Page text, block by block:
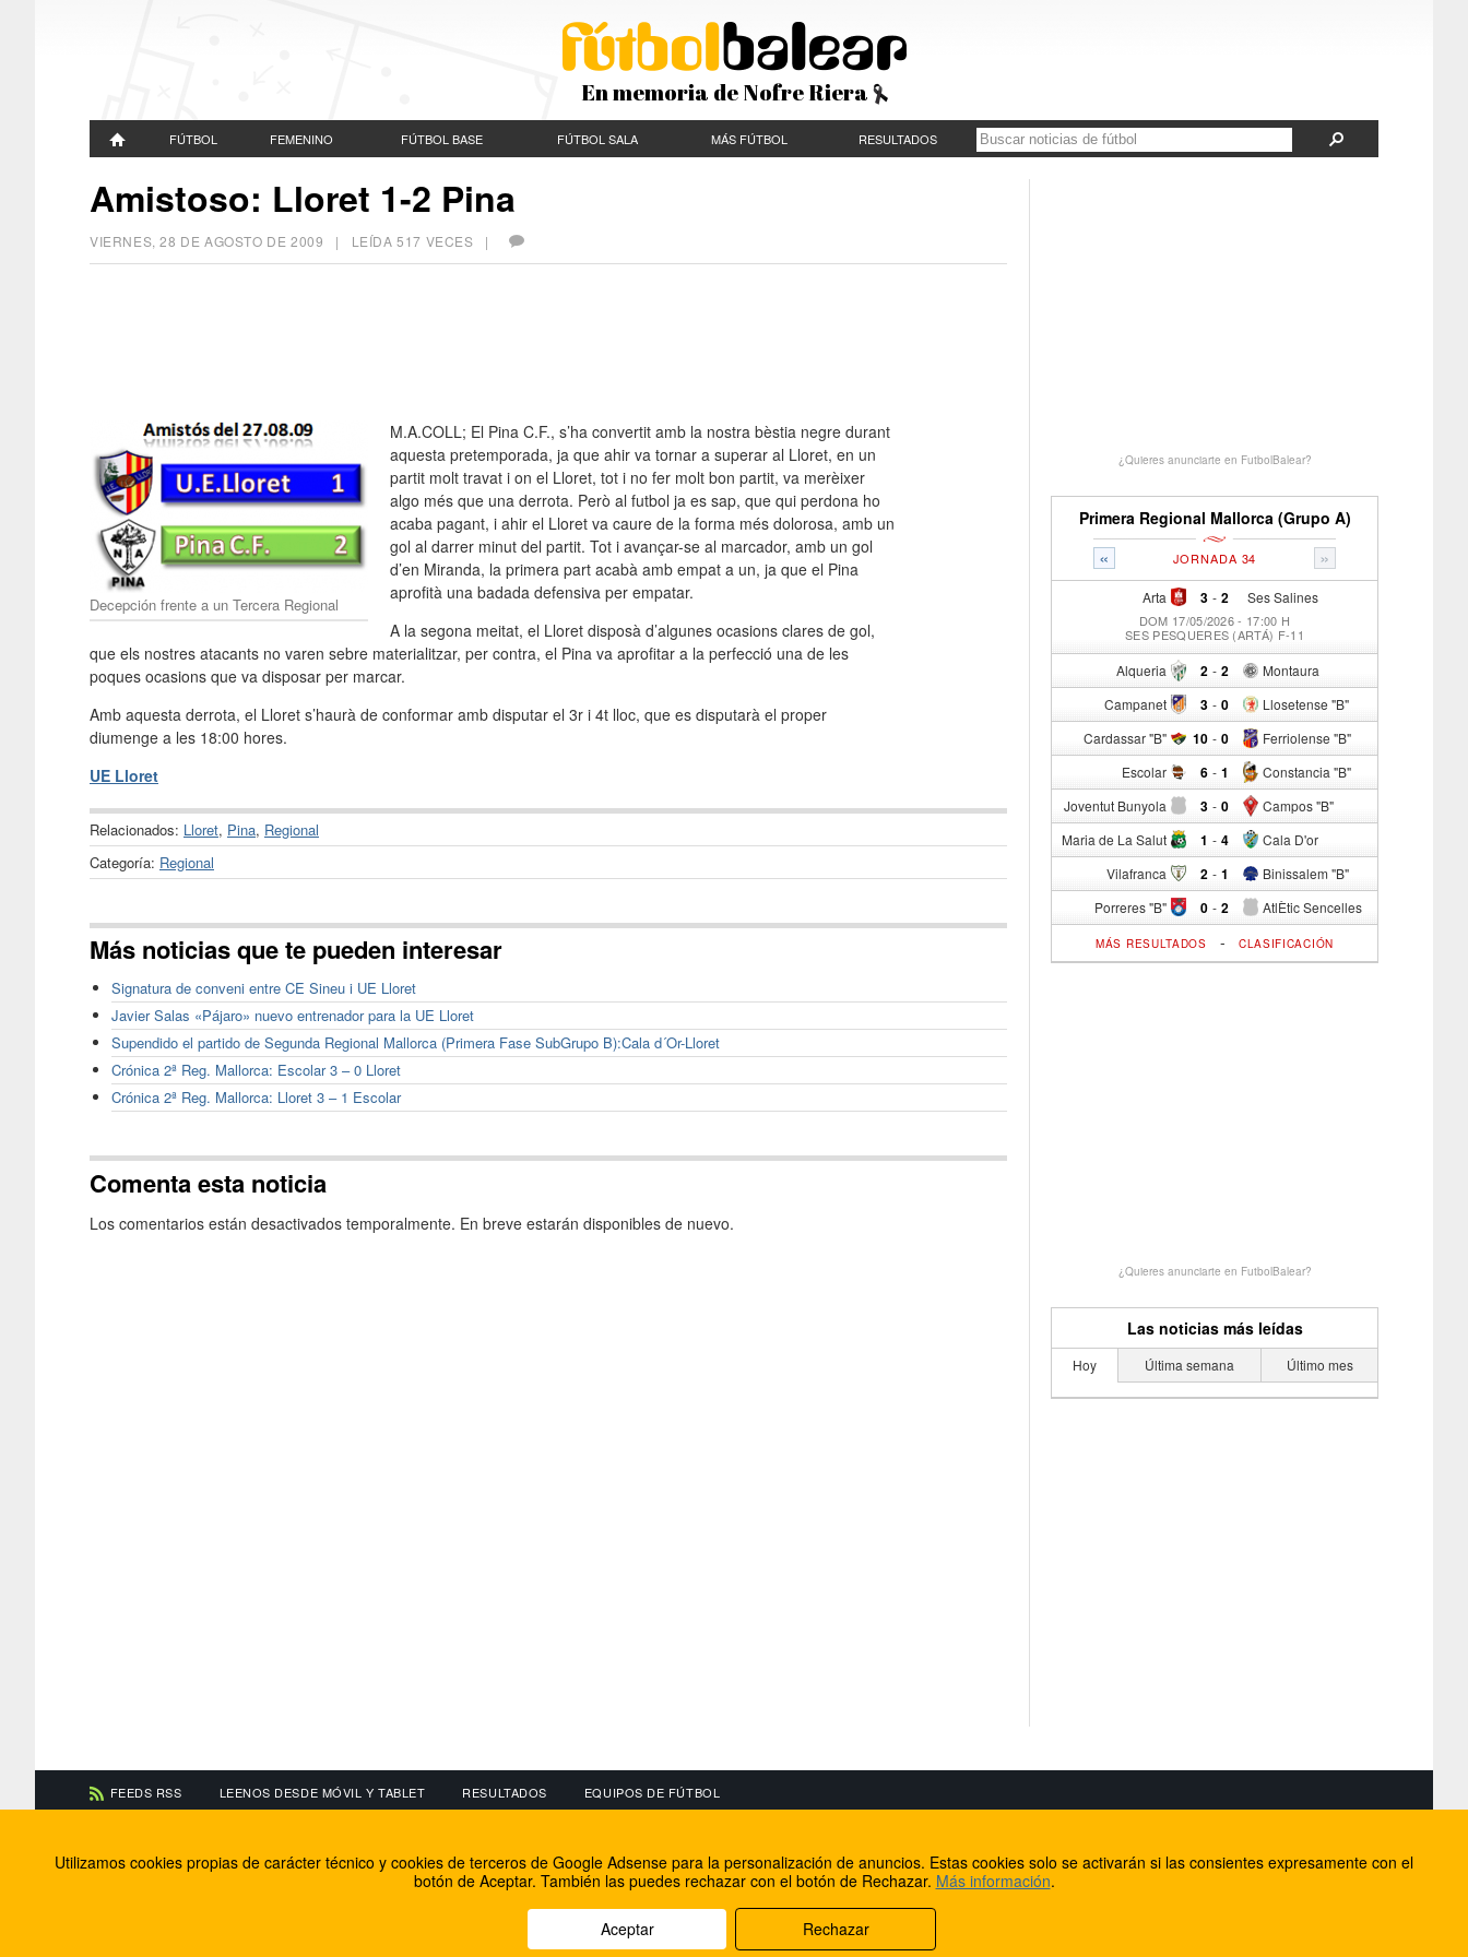
En memoria de Nofre Riera
FÚTBOL FEMENINO FÚTBOL BASE FÚTBOL SALA MÁS FÚTBOL RESULTADOS
Amistoso: Lloret 1-2 Pina
VIERNES, 28 DE AGOSTO DE 2009 | LEÍDA 517 VECES |
Decepción frente a un Tercera Regional
M.A.COLL; El Pina C.F., s’ha convertit amb la nostra bèstia negre durant
aquesta pretemporada, ja que ahir va tornar a superar al Lloret, en un
partit molt travat i on el Lloret, tot i no fer molt bon partit, va merèixer
algo més que una derrota. Però al futbol ja es sap, que qui perdona ho
acaba pagant, i ahir el Lloret va caure de la forma més dolorosa, amb un
gol al darrer minut del partit. Tot i avançar-se al marcador, amb un gol
d’en Miranda, la primera part acabà amb empat a un, ja que el Pina
aprofità una badada defensiva per empatar.
A la segona meitat, el Lloret disposà d’algunes ocasions clares de gol,
que els nostres atacants no varen sebre materialitzar, per contra, el Pina va aprofitar a la perfecció una de les
poques ocasions que va disposar per marcar.
Amb aquesta derrota, el Lloret s’haurà de conformar amb disputar el 3r i 4t lloc, que es disputarà el proper
diumenge a les 18:00 hores.
UE Lloret
Relacionados: Lloret, Pina, Regional
Categoría: Regional
Más noticias que te pueden interesar
Signatura de conveni entre CE Sineu i UE Lloret
Javier Salas «Pájaro» nuevo entrenador para la UE Lloret
Supendido el partido de Segunda Regional Mallorca (Primera Fase SubGrupo B):Cala d´Or-Lloret
Crónica 2ª Reg. Mallorca: Escolar 3 – 0 Lloret
Crónica 2ª Reg. Mallorca: Lloret 3 – 1 Escolar
Comenta esta noticia
Los comentarios están desactivados temporalmente. En breve estarán disponibles de nuevo.
¿Quieres anunciarte en FutbolBalear?
Primera Regional Mallorca (Grupo A)
« »
JORNADA 34
Arta 3 - Ses Salines
2
DOM 17/05/2026 - 17:00 H
SES PESQUERES (ARTÁ) F-11
Alqueria 2 - Montaura
2
Campanet 3 - Llosetense "B"
0
Cardassar "B" 10 - Ferriolense "B"
0
Escolar 6 - Constancia "B"
1
Joventut Bunyola 3 - Campos "B"
0
Maria de La Salut 1 - Cala D'or
4
Vilafranca 2 - Binissalem "B"
1
Porreres "B" 0 - AtlÈtic Sencelles
2
MÁS RESULTADOS - CLASIFICACIÓN
¿Quieres anunciarte en FutbolBalear?
Las noticias más leídas
Hoy Última semana Último mes
FEEDS RSS LEENOS DESDE MÓVIL Y TABLET RESULTADOS EQUIPOS DE FÚTBOL
Información de contacto
El equipo de FútbolBalear
Soluciones Corporativas IP
Facebook
Twitter
Internet Rural Mallorca
Registro de dominios
Utilizamos cookies propias de carácter técnico y cookies de terceros de Google Adsense para la personalización de anuncios. Estas cookies solo se activarán si las consientes expresamente con el
botón de Aceptar. También las puedes rechazar con el botón de Rechazar. Más información.
Aceptar Rechazar